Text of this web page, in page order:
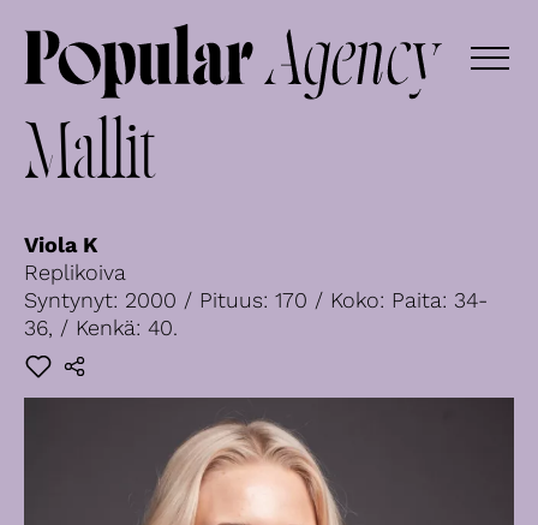
Mallit
Viola K
Replikoiva
Syntynyt: 2000 / Pituus: 170 / Koko: Paita: 34-
36, / Kenkä: 40.